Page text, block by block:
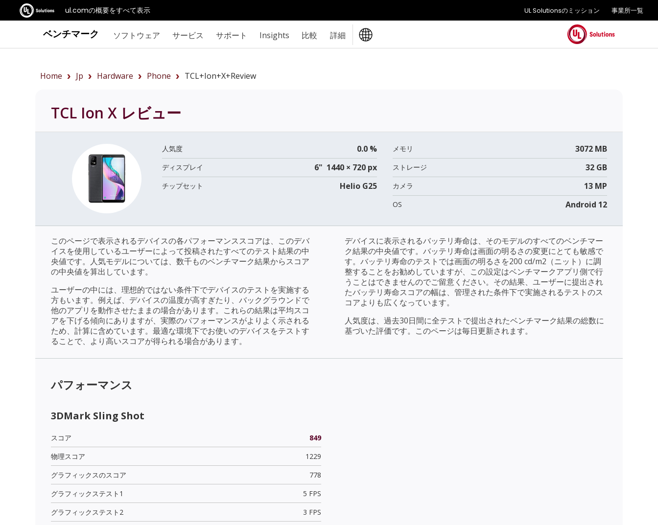
ul.comの概要をすべて表示 UL Solutionsのミッション 事業所一覧
ベンチマーク ソフトウェア サービス サポート Insights 比較 詳細
Home Jp Hardware Phone TCL+Ion+X+review
TCL Ion X レビュー
人気度 0.0 %
ディスプレイ 6" 1440 × 720 px
チップセット Helio G25
メモリ 3072 MB
ストレージ 32 GB
カメラ 13 MP
OS Android 12
このページで表示されるデバイスの各パフォーマンススコアは、このデバ
イスを使用しているユーザーによって投稿されたすべてのテスト結果の中
央値です。人気モデルについては、数千ものベンチマーク結果からスコア
の中央値を算出しています。
ユーザーの中には、理想的ではない条件下でデバイスのテストを実施する
方もいます。例えば、デバイスの温度が高すぎたり、バックグラウンドで
他のアプリを動作させたままの場合があります。これらの結果は平均スコ
アを下げる傾向にありますが、実際のパフォーマンスがよりよく示される
ため、計算に含めています。最適な環境下でお使いのデバイスをテストす
ることで、より高いスコアが得られる場合があります。
デバイスに表示されるバッテリ寿命は、そのモデルのすべてのベンチマー
ク結果の中央値です。バッテリ寿命は画面の明るさの変更にとても敏感で
す。バッテリ寿命のテストでは画面の明るさを200 cd/m2（ニット）に調
整することをお勧めしていますが、この設定はベンチマークアプリ側で行
うことはできませんのでご留意ください。その結果、ユーザーに提出され
たバッテリ寿命スコアの幅は、管理された条件下で実施されるテストのス
コアよりも広くなっています。
人気度は、過去30日間に全テストで提出されたベンチマーク結果の総数に
基づいた評価です。このページは毎日更新されます。
パフォーマンス
3DMark Sling Shot
スコア
849
物理スコア
1229
グラフィックスのスコア
778
グラフィックステスト1
5 FPS
グラフィックステスト2
3 FPS